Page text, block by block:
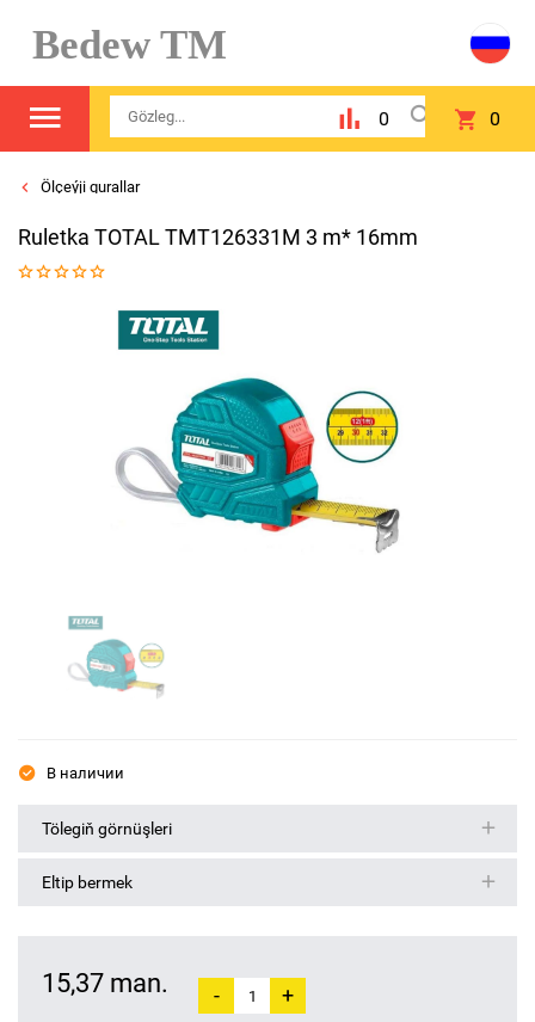
Bedew TM
0 0
Ölçeýji gurallar
Ruletka TOTAL TMT126331M 3 m* 16mm
В наличии
Tölegiň görnüşleri
Eltip bermek
15,37 man. - +